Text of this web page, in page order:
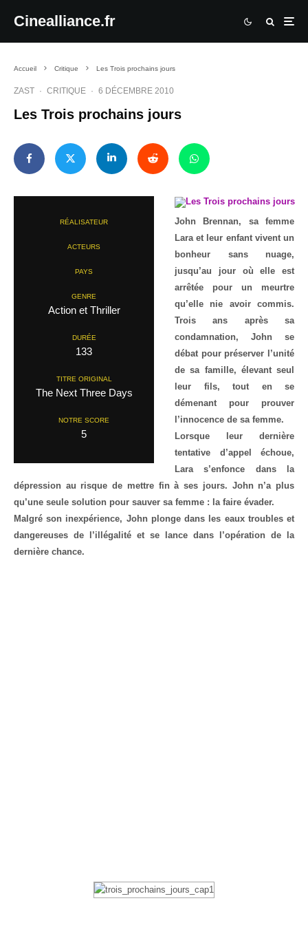
Cinealliance.fr
Accueil Critique Les Trois prochains jours
ZAST · CRITIQUE · 6 DÉCEMBRE 2010
Les Trois prochains jours
RÉALISATEUR
ACTEURS
PAYS
GENRE
Action et Thriller
DURÉE
133
TITRE ORIGINAL
The Next Three Days
NOTRE SCORE
5
John Brennan, sa femme
Lara et leur enfant vivent un
bonheur sans nuage,
jusqu’au jour où elle est
arrêtée pour un meurtre
qu’elle nie avoir commis.
Trois ans après sa
condamnation, John se
débat pour préserver l’unité
de sa famille, élevant seul
leur fils, tout en se
démenant pour prouver
l’innocence de sa femme.
Lorsque leur dernière
tentative d’appel échoue,
Lara s’enfonce dans la
dépression au risque de mettre fin à ses jours. John n’a plus
qu’une seule solution pour sauver sa femme : la faire évader.
Malgré son inexpérience, John plonge dans les eaux troubles et
dangereuses de l’illégalité et se lance dans l’opération de la
dernière chance.